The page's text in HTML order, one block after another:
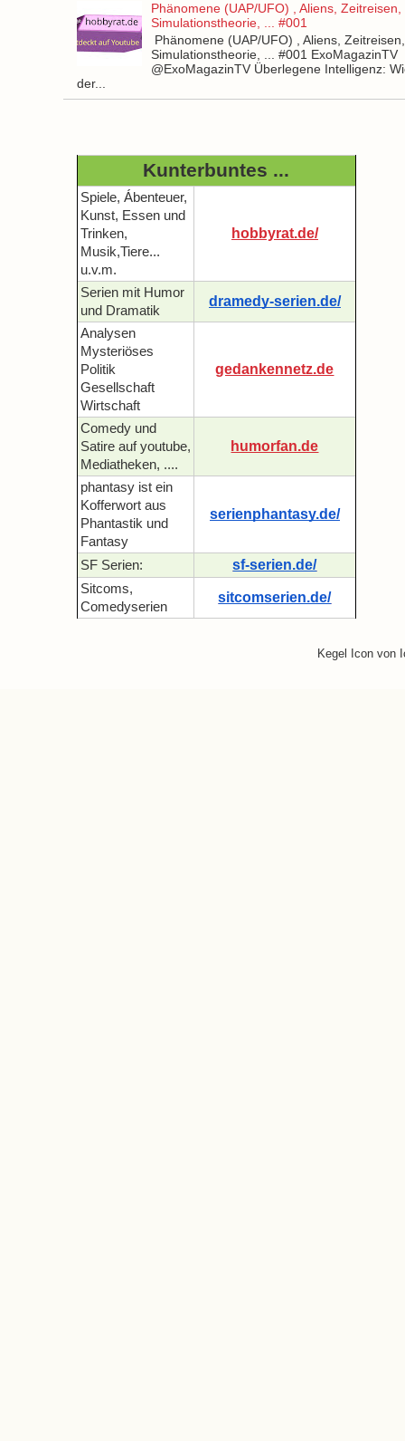
Phänomene (UAP/UFO) , Aliens, Zeitreisen,
Simulationstheorie, ... #001
Phänomene (UAP/UFO) , Aliens, Zeitreisen,
Simulationstheorie, ... #001 ExoMagazinTV
@ExoMagazinTV Überlegene Intelligenz:
der...
Kunterbuntes ...
Spiele, Ábenteuer,
Kunst, Essen und
Trinken,
Musik,Tiere...
u.v.m.
hobbyrat.de/
Serien mit Humor
und Dramatik
dramedy-serien.de/
Analysen
Mysteriöses
Politik
Gesellschaft
Wirtschaft
gedankennetz.de
Comedy und
Satire auf youtube,
Mediatheken, ....
humorfan.de
phantasy ist ein
Kofferwort aus
Phantastik und
Fantasy
serienphantasy.de/
SF Serien: sf-serien.de/
Sitcoms,
Comedyserien
sitcomserien.de/
Kegel Icon von